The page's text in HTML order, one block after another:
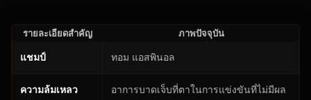
รายละเอียดสำคัญ ภาพปัจจุบัน
แชมป์ ทอม แอสพินอล
ความล้มเหลว
อาการบาดเจ็บที่ตาในการแข่งขันที่ไม่มีผล